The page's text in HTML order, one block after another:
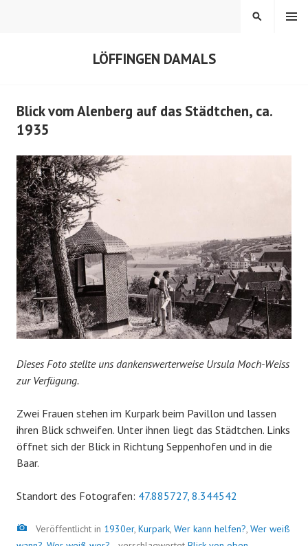
LÖFFINGEN DAMALS
MENÜ
SUCHEN
Blick vom Alenberg auf das Städtchen, ca.
1935
Dieses Foto stellte uns dankenswerterweise Ursula Moch-Weiss
zur Verfügung.
Zwei Frauen stehen im Kurpark beim Pavillon und lassen
ihren Blick schweifen. Unter ihnen liegt das Städtchen. Links
öffnet sich der Blick in Richtung Seppenhofen und in die
Baar.
Standort des Fotografen: 47.885727, 8.344542
Bild
Veröffentlicht in 1930er, Kurpark, Wer kann helfen?, Wer weiß